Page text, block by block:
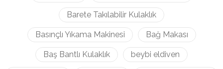
Barete Takılabilir Kulaklık
Basınçlı Yıkama Makinesi Bağ Makası
Baş Bantlı Kulaklık beybi eldiven